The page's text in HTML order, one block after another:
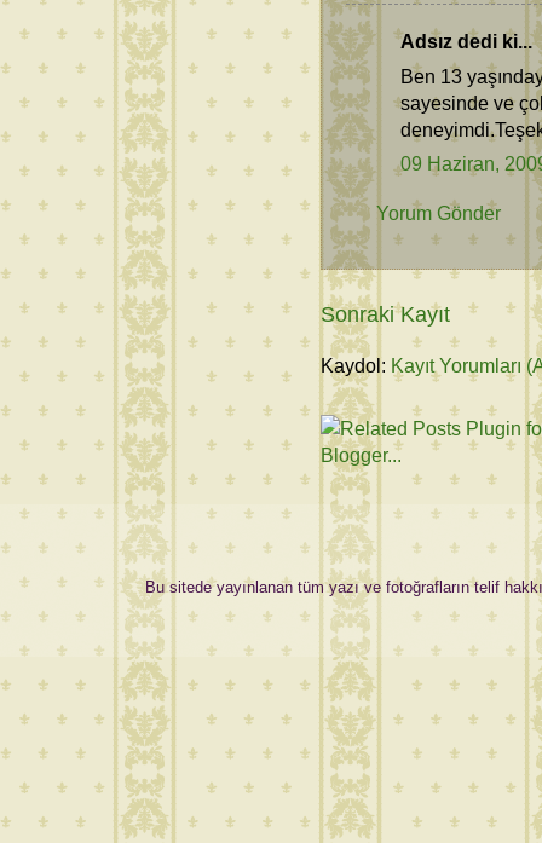
Adsız dedi ki...
Ben 13
sayesinde ve
09 Haziran,
Yorum Gönder
Sonraki Kayıt
Kaydol: Kayıt Yorumları
Bu sitede yayınlanan tüm yazı ve fotoğrafların telif